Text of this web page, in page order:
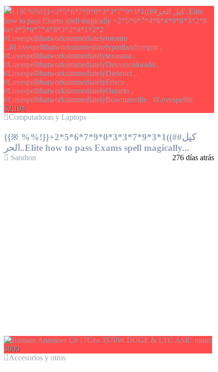
$2,194
Computadoras y Laptops
{{※ %%!}}+2*5*6*7*9*0*3*3*7*9*3*1((##كيل
الحر..Elite how to pass Exams spell magically...
Sandton 276 días atrás
$900
Accesorios y otros